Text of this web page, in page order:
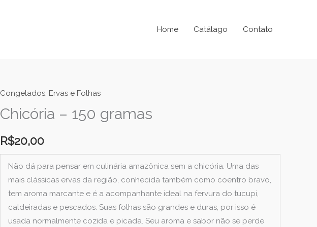
Home Catálago Contato
Congelados, Ervas e Folhas
Chicória – 150 gramas
R$20,00
Não dá para pensar em culinária amazônica sem a chicória. Uma das
mais clássicas ervas da região, conhecida também como coentro bravo,
tem aroma marcante e é a acompanhante ideal na fervura do tucupi,
caldeiradas e pescados. Suas folhas são grandes e duras, por isso é
usada normalmente cozida e picada. Seu aroma e sabor não se perde